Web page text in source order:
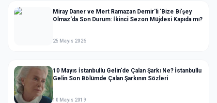
Miray Daner ve Mert Ramazan Demir'li 'Bize Bi'şey
Olmaz'da Son Durum: İkinci Sezon Müjdesi Kapıda mı?
25 Mayıs 2026
10 Mayıs İstanbullu Gelin'de Çalan Şarkı Ne? İstanbullu
Gelin Son Bölümde Çalan Şarkının Sözleri
10 Mayıs 2019